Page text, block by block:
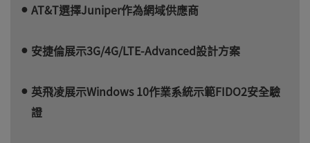
AT&T選擇Juniper作為網域供應商
安捷倫展示3G/4G/LTE-Advanced設計方案
英飛凌展示Windows 10作業系統示範FIDO2安全驗
證